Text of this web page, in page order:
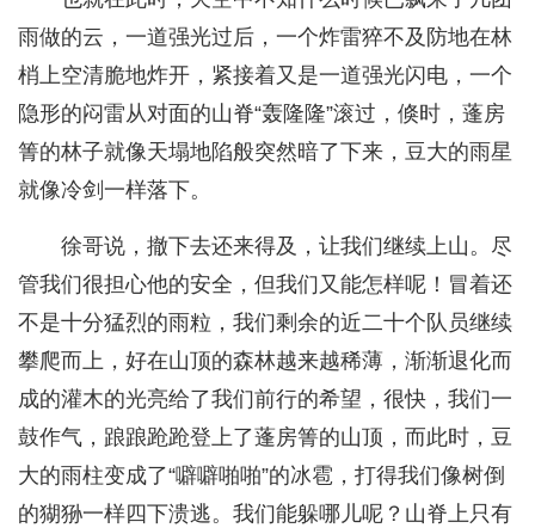
雨做的云，一道强光过后，一个炸雷猝不及防地在林
梢上空清脆地炸开，紧接着又是一道强光闪电，一个
隐形的闷雷从对面的山脊“轰隆隆”滚过，倏时，蓬房
箐的林子就像天塌地陷般突然暗了下来，豆大的雨星
就像冷剑一样落下。
徐哥说，撤下去还来得及，让我们继续上山。尽
管我们很担心他的安全，但我们又能怎样呢！冒着还
不是十分猛烈的雨粒，我们剩余的近二十个队员继续
攀爬而上，好在山顶的森林越来越稀薄，渐渐退化而
成的灌木的光亮给了我们前行的希望，很快，我们一
鼓作气，踉踉跄跄登上了蓬房箐的山顶，而此时，豆
大的雨柱变成了“噼噼啪啪”的冰雹，打得我们像树倒
的猢狲一样四下溃逃。我们能躲哪儿呢？山脊上只有